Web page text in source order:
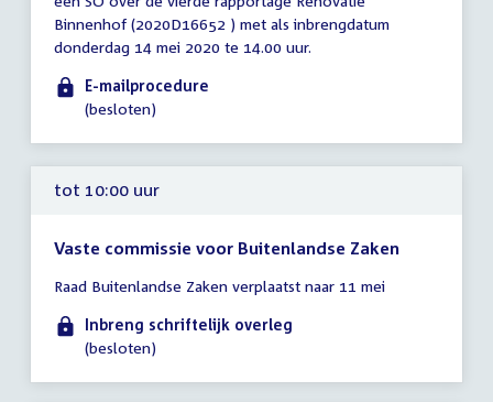
tot
10:00
uur
Binnenhof (2020D16652 ) met als inbrengdatum
donderdag 14 mei 2020 te 14.00 uur.
E-mailprocedure
(besloten)
tot 10:00 uur
Vaste commissie voor Buitenlandse Zaken
vergadering
tot
10:00
Raad Buitenlandse Zaken verplaatst naar 11 mei
Inbreng schriftelijk overleg
(besloten)